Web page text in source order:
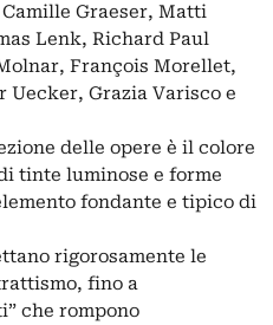
Graeser, Matti
Lenk, Richard Paul
François Morellet,
Grazia Varisco e
delle opere è il colore
tinte luminose e forme
fondante e tipico di
rigorosamente le
fino a
che rompono